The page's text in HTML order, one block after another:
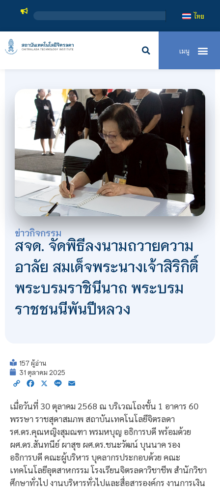
สถาบันเทคโนโล
ไทย
ข่าวกิจกรรม
สจด. จัดพิธีลงนามถวายความ
อาลัย สมเด็จพระนางเจ้าสิริกิติ์
พระบรมราชินีนาถ พระบรม
ราชชนนีพันปีหลวง
157 ผู้อ่าน
31 ตุลาคม 2025
Copy Facebook
X Line
เมื่อวันที่ 30 ตุลาคม 2568 ณ บริเวณโถงชั้น 1 อาคาร 60
พรรษา ราชสุดาสมภพ สถาบันเทคโนโลยีจิตรลดา
รศ.ดร.คุณหญิงสุมณฑา พรมหบุญ อธิการบดี พร้อมด้วย
ผศ.ดร.สันทนีย์ ผาสุข ผศ.ดร.ชนะวัฒน์ บุนนาค รอง
อธิการบดี คณะผู้บริหาร บุคลากรประกอบด้วย คณะ
เทคโนโลยีอุตสาหกรรม โรงเรียนจิตรลดาวิชาชีพ สำนักวิชา
ศึกษาทั่วไป งานบริหารทั่วไปและสื่อสารองค์กร งานการเงิน